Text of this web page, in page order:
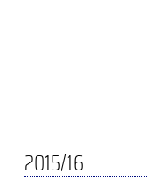
2015/16